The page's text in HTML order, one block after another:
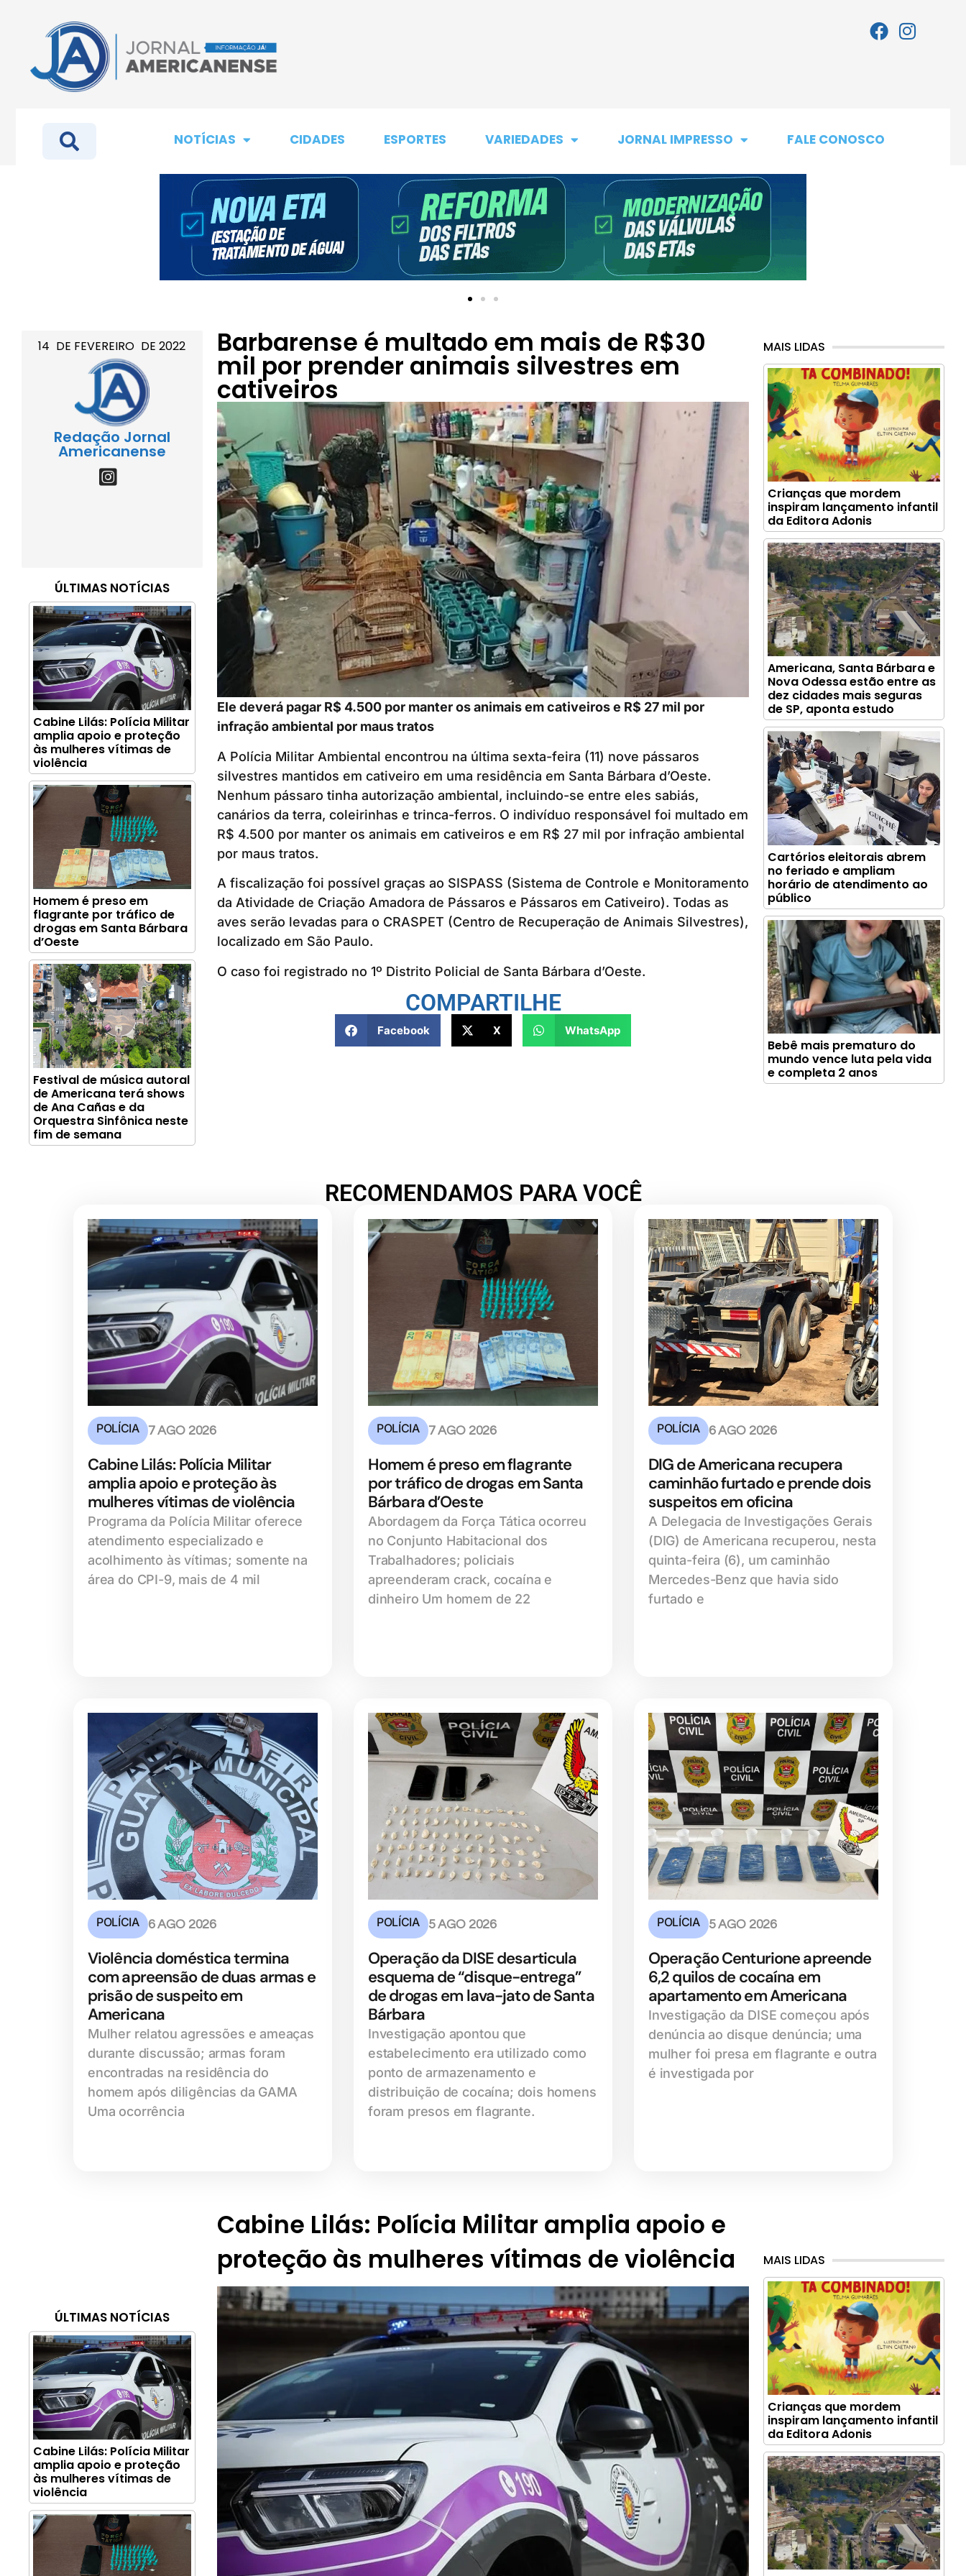
NOTÍCIAS CIDADES ESPORTES VARIEDADES JORNAL IMPRESSO FALE CONOSCO
14 DE FEVEREIRO DE2022
Redação Jornal
Americanense
ÚLTIMAS NOTÍCIAS
Cabine Lilás: Polícia Militar
amplia apoio e proteção
às mulheres vítimas de
violência
Homem é preso em
flagrante por tráfico de
drogas em Santa Bárbara
d’Oeste
Festival de música autoral
de Americana terá shows
de Ana Cañas e da
Orquestra Sinfônica neste
fim de semana
Barbarense é multado em mais de R$30
mil por prender animais silvestres em
cativeiros
Ele deverá pagar R$ 4.500 por manter os animais em cativeiros e R$ 27 mil por
infração ambiental por maus tratos
A Polícia Militar Ambiental encontrou na última sexta-feira (11) nove pássaros
silvestres mantidos em cativeiro em uma residência em Santa Bárbara d’Oeste.
Nenhum pássaro tinha autorização ambiental, incluindo-se entre eles sabiás,
canários da terra, coleirinhas e trinca-ferros. O indivíduo responsável foi multado em
R$ 4.500 por manter os animais em cativeiros e em R$ 27 mil por infração ambiental
por maus tratos.
A fiscalização foi possível graças ao SISPASS (Sistema de Controle e Monitoramento
da Atividade de Criação Amadora de Pássaros e Pássaros em Cativeiro). Todas as
aves serão levadas para o CRASPET (Centro de Recuperação de Animais Silvestres),
localizado em São Paulo.
O caso foi registrado no 1º Distrito Policial de Santa Bárbara d’Oeste.
COMPARTILHE
Facebook X WhatsApp
MAIS LIDAS
Crianças que mordem
inspiram lançamento infantil
da Editora Adonis
Americana, Santa Bárbara e
Nova Odessa estão entre as
dez cidades mais seguras
de SP, aponta estudo
Cartórios eleitorais abrem
no feriado e ampliam
horário de atendimento ao
público
Bebê mais prematuro do
mundo vence luta pela vida
e completa 2 anos
RECOMENDAMOS PARA VOCÊ
POLÍCIA 7 AGO 2026
Cabine Lilás: Polícia Militar
amplia apoio e proteção às
mulheres vítimas de violência
Programa da Polícia Militar oferece
atendimento especializado e
acolhimento às vítimas; somente na
área do CPI-9, mais de 4 mil
POLÍCIA 7 AGO 2026
Homem é preso em flagrante
por tráfico de drogas em Santa
Bárbara d’Oeste
Abordagem da Força Tática ocorreu
no Conjunto Habitacional dos
Trabalhadores; policiais
apreenderam crack, cocaína e
dinheiro Um homem de 22
POLÍCIA 6 AGO 2026
DIG de Americana recupera
caminhão furtado e prende dois
suspeitos em oficina
A Delegacia de Investigações Gerais
(DIG) de Americana recuperou, nesta
quinta-feira (6), um caminhão
Mercedes-Benz que havia sido
furtado e
POLÍCIA 6 AGO 2026
Violência doméstica termina
com apreensão de duas armas e
prisão de suspeito em
Americana
Mulher relatou agressões e ameaças
durante discussão; armas foram
encontradas na residência do
homem após diligências da GAMA
Uma ocorrência
POLÍCIA 5 AGO 2026
Operação da DISE desarticula
esquema de “disque-entrega”
de drogas em lava-jato de Santa
Bárbara
Investigação apontou que
estabelecimento era utilizado como
ponto de armazenamento e
distribuição de cocaína; dois homens
foram presos em flagrante.
POLÍCIA 5 AGO 2026
Operação Centurione apreende
6,2 quilos de cocaína em
apartamento em Americana
Investigação da DISE começou após
denúncia ao disque denúncia; uma
mulher foi presa em flagrante e outra
é investigada por
ÚLTIMAS NOTÍCIAS
Cabine Lilás: Polícia Militar
amplia apoio e proteção
às mulheres vítimas de
violência
Cabine Lilás: Polícia Militar amplia apoio e
proteção às mulheres vítimas de violência
MAIS LIDAS
Crianças que mordem
inspiram lançamento infantil
da Editora Adonis